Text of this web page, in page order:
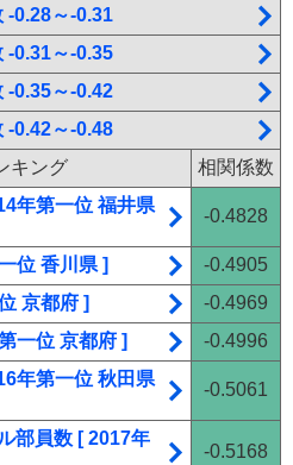
-0.28～-0.31
-0.31～-0.35
-0.35～-0.42
-0.42～-0.48
キング
相関係数
年第一位 福井県
-0.4828
位 香川県 ]
-0.4905
京都府 ]
-0.4969
一位 京都府 ]
-0.4996
年第一位 秋田県
-0.5061
部員数 [ 2017年
-0.5168